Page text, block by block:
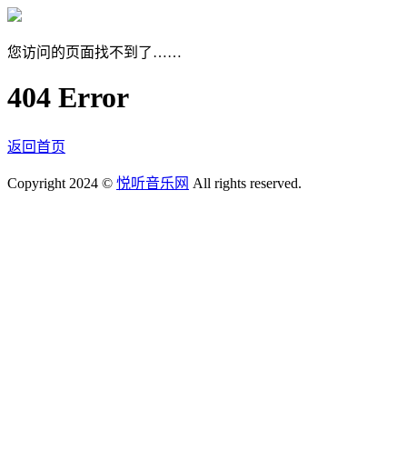
您访问的页面找不到了……
404 Error
返回首页
Copyright 2024 © 悦听音乐网 All rights reserved.